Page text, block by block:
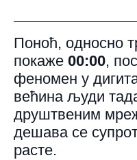
Поноћ, односно
покаже 00:00,
феномен у
већина људи
друштвеним
дешава се
расте.